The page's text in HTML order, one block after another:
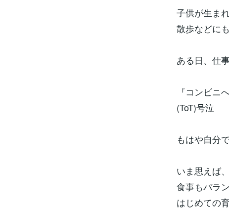
子供が生ま
散歩などに
ある日、仕
『コンビニ
(ToT)号泣
もはや自分
いま思えば
食事もバラ
はじめての